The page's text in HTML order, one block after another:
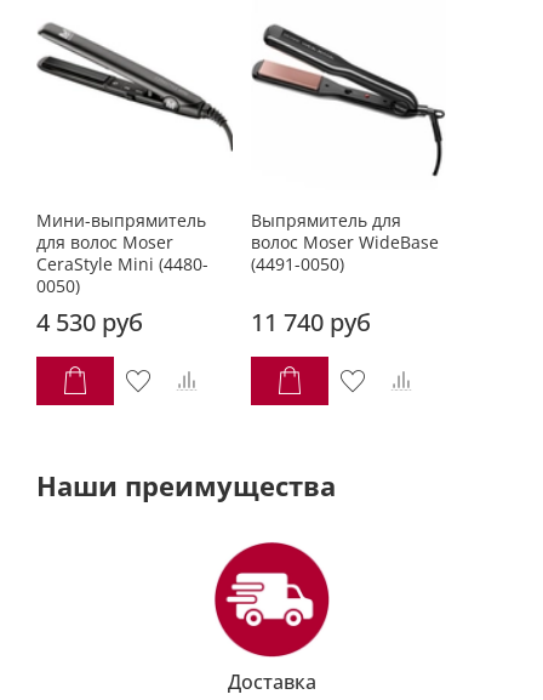
Мини-выпрямитель
для волос Moser
CeraStyle Mini (4480-
0050)
4 530 руб
Выпрямитель для
волос Moser WideBase
(4491-0050)
11 740 руб
Наши преимущества
Доставка